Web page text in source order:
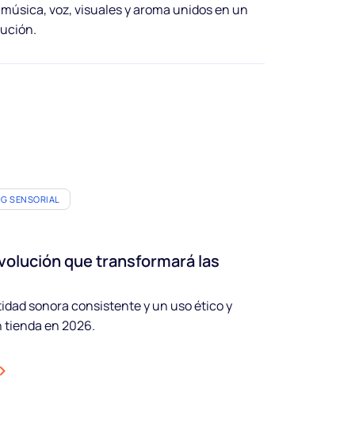
voz, visuales y aroma unidos en un
SENSORIAL
que transformará las
sonora consistente y un uso ético y
tienda en 2026.